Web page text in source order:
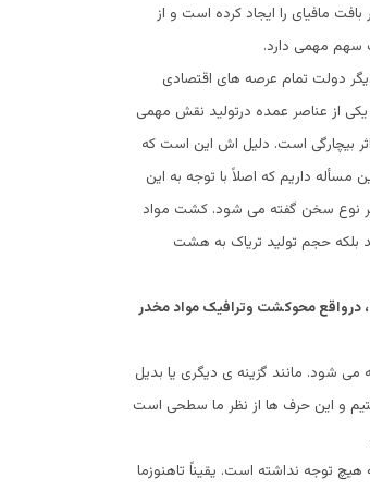
مافیای را ایجاد کرده است و از
سهم مهمی دارد.
دولت تمام عرصه های اقتصادی
یکی از عناصر عمده درتولید نقش مهمی
بیچارگی است. دلیل اش این است که
داریم که اصلاً با توجه به این
نوع سخن گفته می شود. کشت مواد
بلکه حجم تولید تریاک به هشت
درواقع محوکشت وترافیک مواد مخدر
شود. مانند گزینه ی دیگری یا بدیل
و این حرف ها از نظر ما سطحی است
توجه نداشته است. یقیناً تاهنوزما